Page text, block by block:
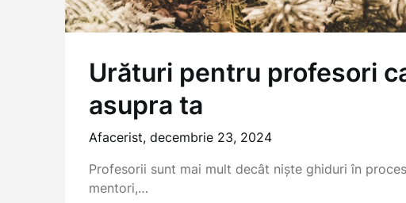
Urături pentru profesori
asupra ta
Afacerist, decembrie 23, 2024
Profesorii sunt mai mult decât niște ghiduri în
mentori,…